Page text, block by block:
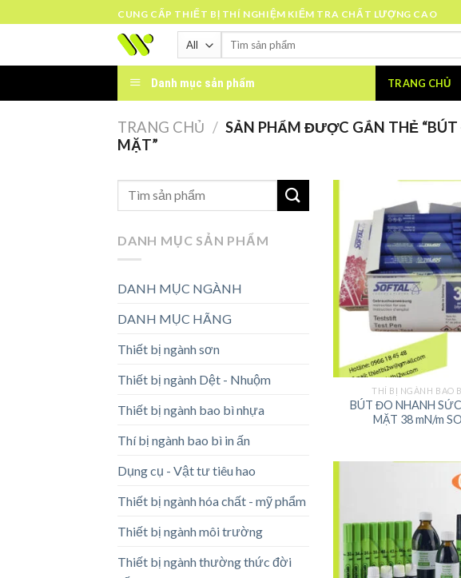
to
CUNG CẤP THIẾT BỊ THÍ NGHIỆM KIỂM TRA CHẤT LƯỢNG CAO
Tìm
Danh mục sản phẩm TRANG CHỦ
TRANG CHỦ / SẢN PHẨM ĐƯỢC GẮN THẺ
MẶT”
DANH MỤC SẢN PHẨM
DANH MỤC NGÀNH
DANH MỤC HÃNG
Thiết bị ngành sơn
Thiết bị ngành Dệt - Nhuộm
Thiết bị ngành bao bì nhựa
Thí bị ngành bao bì in ấn
Dụng cụ - Vật tư tiêu hao
Thiết bị ngành hóa chất - mỹ phẩm
Thiết bị ngành môi trường
Thiết bị ngành thường thức đời
THÍ BỊ NGÀNH BAO
BÚT ĐO NHANH
MẶT 38 mN/m